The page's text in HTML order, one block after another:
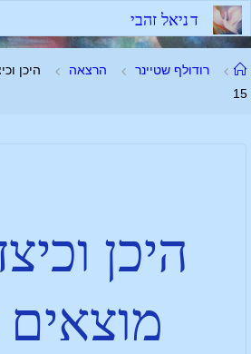
דניאל זהבי
רודולף שטיינר הרצאה
היכן
15
היכן